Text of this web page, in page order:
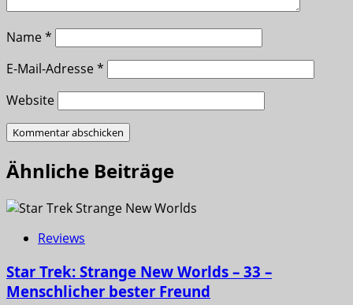
Name*
E-Mail-Adresse*
Website
Ähnliche Beiträge
Reviews
Star Trek: Strange New Worlds – 33 –
Menschlicher bester Freund